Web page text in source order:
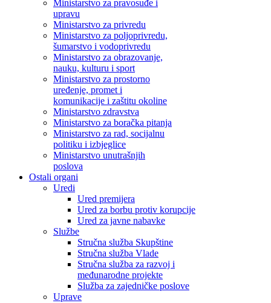
Ministarstvo za pravosuđe i
upravu
Ministarstvo za privredu
Ministarstvo za poljoprivredu,
šumarstvo i vodoprivredu
Ministarstvo za obrazovanje,
nauku, kulturu i sport
Ministarstvo za prostorno
uređenje, promet i
komunikacije i zaštitu okoline
Ministarstvo zdravstva
Ministarstvo za boračka pitanja
Ministarstvo za rad, socijalnu
politiku i izbjeglice
Ministarstvo unutrašnjih
poslova
Ostali organi
Uredi
Ured premijera
Ured za borbu protiv korupcije
Ured za javne nabavke
Službe
Stručna služba Skupštine
Stručna služba Vlade
Stručna služba za razvoj i
međunarodne projekte
Služba za zajedničke poslove
Uprave